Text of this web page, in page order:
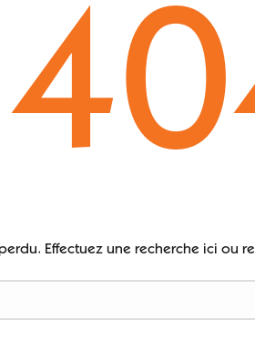
Effectuez une recherche ici ou